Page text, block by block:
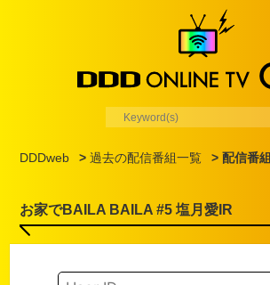
DDDweb >過去の配信番組一覧 > 配信番組
お家でBAILA BAILA #5 塩月愛IR